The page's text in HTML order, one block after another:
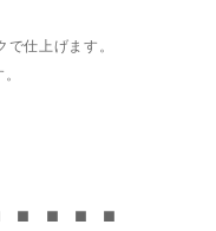
仕上げます。
■ ■ ■ ■